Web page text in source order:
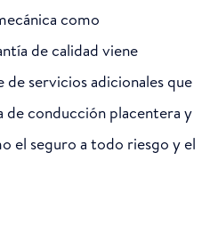
como
de calidad viene
de servicios adicionales que
de conducción placentera y
el seguro a todo riesgo y el